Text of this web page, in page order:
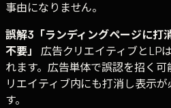
事由になりません。
誤解3「ランディングページに打
不要」
広告クリエイティブとLP
れます。広告単体で誤認を招く
リエイティブ内にも打消し表示
す。